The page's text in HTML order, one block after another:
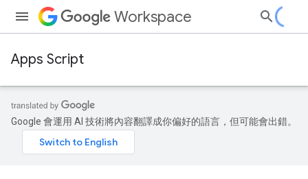
Workspace
Apps Script
Google 會運用 AI 技術將內容翻譯成你偏好的語言，但可能會出錯。